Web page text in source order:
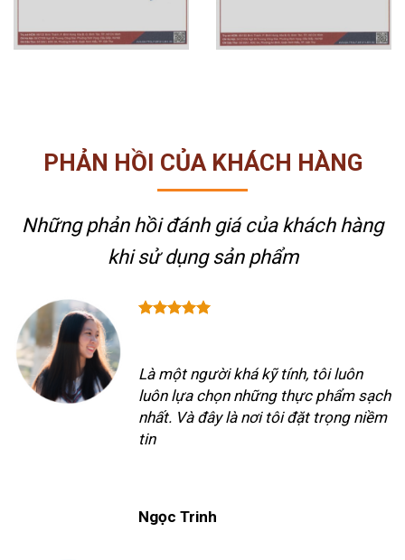
PHẢN HỒI CỦA KHÁCH HÀNG
Những phản hồi đánh giá của khách hàng
khi sử dụng sản phẩm
Là một người khá kỹ tính, tôi luôn
luôn lựa chọn những thực phẩm sạch
nhất. Và đây là nơi tôi đặt trọng niềm
tin
Ngọc Trinh